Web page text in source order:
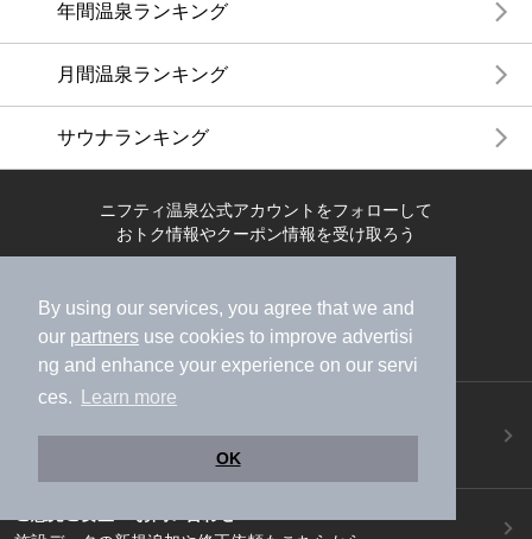
By using our services, you agree that we and
our partners use cookies to improve advertisi
ng and enhance your experience on our servi
ces.
Learn more
OK
年間温泉ランキング
月間温泉ランキング
サウナランキング
ニフティ温泉公式アカウントをフォローして
おトク情報やクーポン情報を受け取ろう
ニフティ温泉アプリ
地図から温泉検索！お得な限定クーポンも！
今すぐダウンロード！